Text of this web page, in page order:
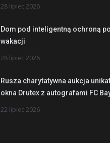
28 lipiec 2026
Dom pod inteligentną ochroną
wakacji
28 lipiec 2026
Rusza charytatywna aukcja
okna Drutex z autografami FC
22 lipiec 2026